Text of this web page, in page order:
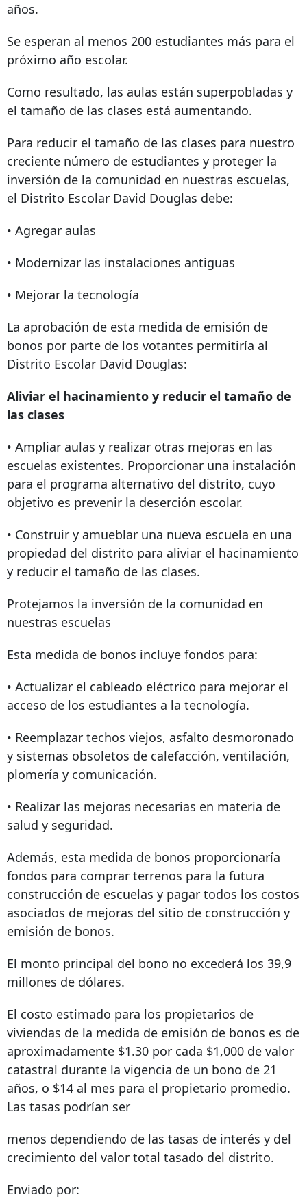
años.
Se esperan al menos 200 estudiantes más para el
próximo año escolar.
Como resultado, las aulas están superpobladas y
el tamaño de las clases está aumentando.
Para reducir el tamaño de las clases para nuestro
creciente número de estudiantes y proteger la
inversión de la comunidad en nuestras escuelas,
el Distrito Escolar David Douglas debe:
• Agregar aulas
• Modernizar las instalaciones antiguas
• Mejorar la tecnología
La aprobación de esta medida de emisión de
bonos por parte de los votantes permitiría al
Distrito Escolar David Douglas:
Aliviar el hacinamiento y reducir el tamaño de
las clases
• Ampliar aulas y realizar otras mejoras en las
escuelas existentes. Proporcionar una instalación
para el programa alternativo del distrito, cuyo
objetivo es prevenir la deserción escolar.
• Construir y amueblar una nueva escuela en una
propiedad del distrito para aliviar el hacinamiento
y reducir el tamaño de las clases.
Protejamos la inversión de la comunidad en
nuestras escuelas
Esta medida de bonos incluye fondos para:
• Actualizar el cableado eléctrico para mejorar el
acceso de los estudiantes a la tecnología.
• Reemplazar techos viejos, asfalto desmoronado
y sistemas obsoletos de calefacción, ventilación,
plomería y comunicación.
• Realizar las mejoras necesarias en materia de
salud y seguridad.
Además, esta medida de bonos proporcionaría
fondos para comprar terrenos para la futura
construcción de escuelas y pagar todos los costos
asociados de mejoras del sitio de construcción y
emisión de bonos.
El monto principal del bono no excederá los 39,9
millones de dólares.
El costo estimado para los propietarios de
viviendas de la medida de emisión de bonos es de
aproximadamente $1.30 por cada $1,000 de valor
catastral durante la vigencia de un bono de 21
años, o $14 al mes para el propietario promedio.
Las tasas podrían ser
menos dependiendo de las tasas de interés y del
crecimiento del valor total tasado del distrito.
Enviado por: